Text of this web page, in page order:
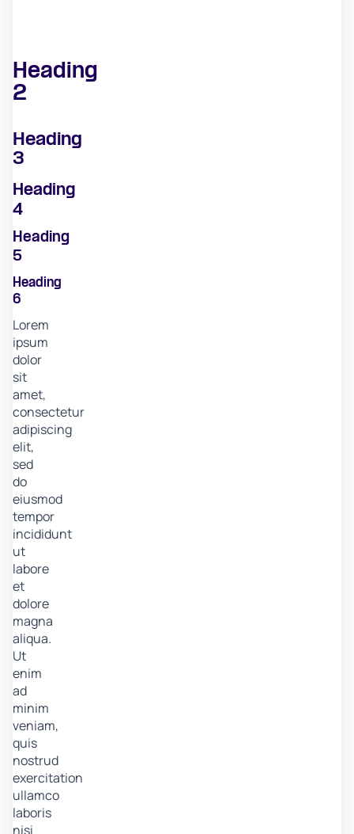
Heading
2
Heading
3
Heading
4
Heading
5
Heading
6
Lorem
ipsum
dolor
sit
amet,
consectetur
adipiscing
elit,
sed
do
eiusmod
tempor
incididunt
ut
labore
et
dolore
magna
aliqua.
Ut
enim
ad
minim
veniam,
quis
nostrud
exercitation
ullamco
laboris
nisi